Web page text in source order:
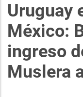
Uruguay
México:
ingreso
Muslera